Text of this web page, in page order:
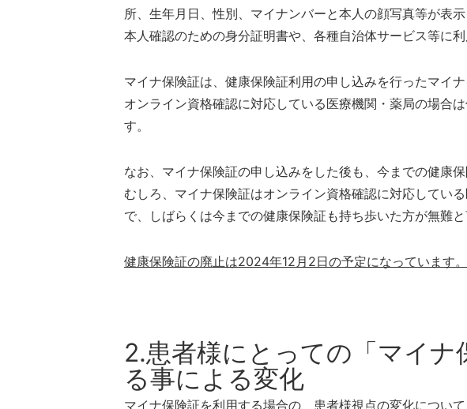
所、生年月日、性別、マイナンバーと本人の顔写真等が表示
本人確認のための身分証明書や、各種自治体サービス等に利
マイナ保険証は、健康保険証利用の申し込みを行ったマイナ
オンライン資格確認に対応している医療機関・薬局の場合
す。
なお、マイナ保険証の申し込みをした後も、今までの健康
むしろ、マイナ保険証はオンライン資格確認に対応してい
で、しばらくは今までの健康保険証も持ち歩いた方が無難と
健康保険証の廃止は2024年12月2日の予定になっています。
2.患者様にとっての「マイナ
る事による変化
マイナ保険証を利用する場合の、患者様視点の変化について